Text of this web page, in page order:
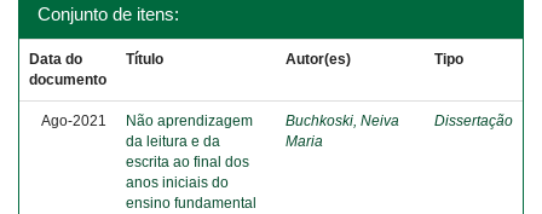
Conjunto de itens:
Data do
documento
Título Autor(es) Tipo
Ago-2021
Não aprendizagem
da leitura e da
escrita ao final dos
anos iniciais do
ensino fundamental
Buchkoski, Neiva
Maria
Dissertação